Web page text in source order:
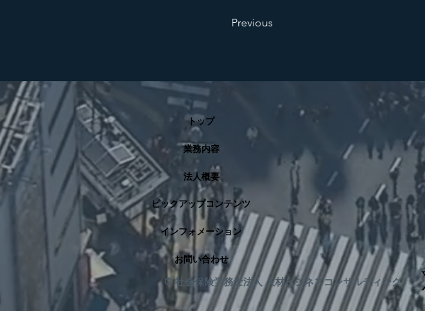
Previous
© 社会保険労務士法人 人材ビジネスコンサルティング
トップ
業務内容
法人概要
ピックアップコンテンツ
インフォメーション
お問い合わせ